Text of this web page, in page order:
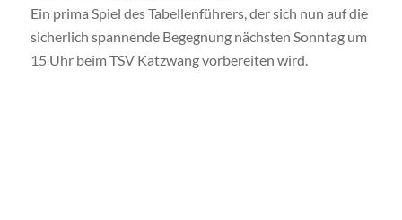
Ein prima Spiel des Tabellenführers, der sich nun auf die
sicherlich spannende Begegnung nächsten Sonntag um
15 Uhr beim TSV Katzwang vorbereiten wird.